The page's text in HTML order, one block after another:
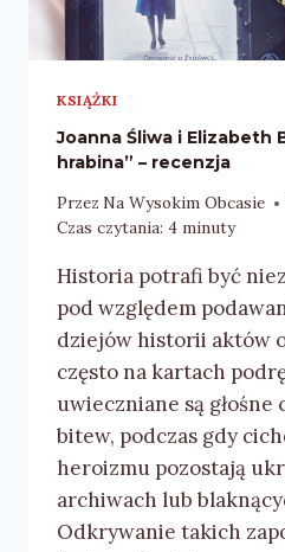
KSIĄŻKI
Joanna Śliwa i Elizabeth
hrabina” – recenzja
Przez Na Wysokim Obcasie
Czas czytania: 4 minuty
Historia potrafi być
pod względem
dziejów historii aktów
często na kartach
uwieczniane są głośne
bitew, podczas gdy
heroizmu pozostają
archiwach lub
Odkrywanie takich